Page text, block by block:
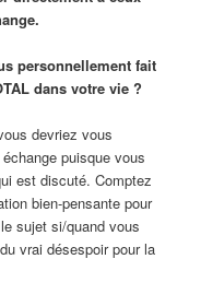
personnellement fait
dans votre vie ?
devriez vous
puisque vous
est discuté. Comptez
bien-pensante pour
sujet si/quand vous
vrai désespoir pour la